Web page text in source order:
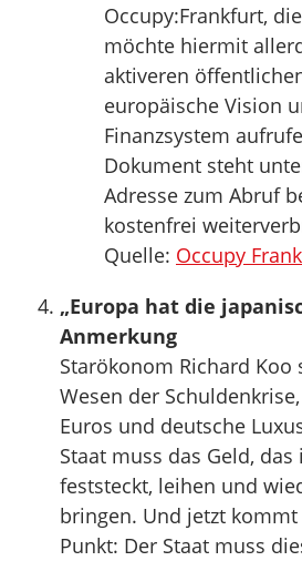
Occupy:Frankfurt,
möchte hiermit
aktiveren
europäische Vision
Finanzsystem
Dokument steht
Adresse zum Abruf
kostenfrei
Quelle: Occupy
„Europa hat die
Anmerkung
Starökonom Richard Koo
Wesen der
Euros und deutsche
Staat muss das Geld,
feststeckt, leihen und
bringen. Und jetzt
Punkt: Der Staat muss